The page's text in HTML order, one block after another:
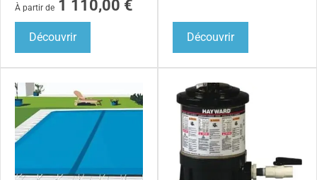
À partir de 1 110,00 €
Découvrir Découvrir